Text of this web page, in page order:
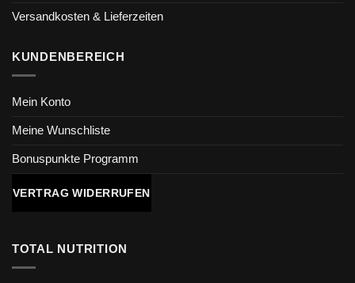
Versandkosten & Lieferzeiten
KUNDENBEREICH
Mein Konto
Meine Wunschliste
Bonuspunkte Programm
VERTRAG WIDERRUFEN
TOTAL NUTRITION